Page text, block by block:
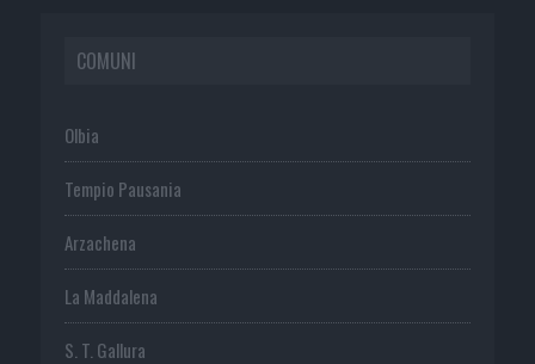
COMUNI
Olbia
Tempio Pausania
Arzachena
La Maddalena
S. T. Gallura